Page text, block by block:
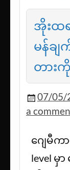
အိုးထ
မန်ခ
တား
07/05/
a
ဂျေမီက
level မှ